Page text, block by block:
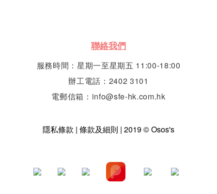
聯絡我們
服務時間：星期一至星期五 11:00-18:00
辦工電話：2402 3101
電郵信箱：info@sfe-hk.com.hk
隱私條款 | 條款及細則 | 2019 © Osos's